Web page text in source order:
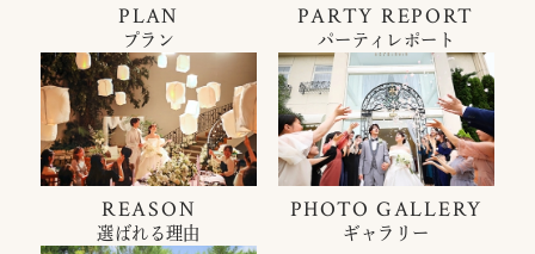
PLAN
プラン
PARTY REPORT
パーティレポート
REASON
選ばれる理由
PHOTO GALLERY
ギャラリー